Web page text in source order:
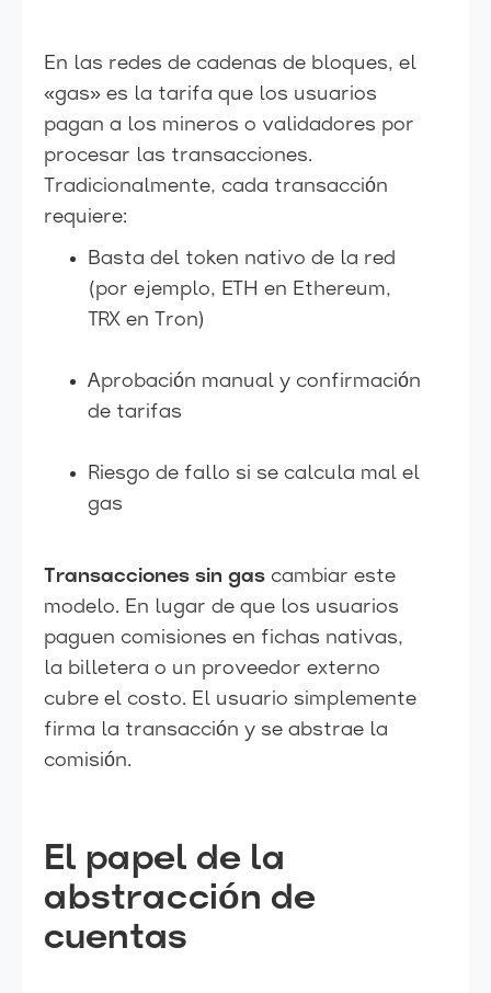
En las redes de cadenas de bloques, el
«gas» es la tarifa que los usuarios
pagan a los mineros o validadores por
procesar las transacciones.
Tradicionalmente, cada transacción
requiere:
Basta del token nativo de la red
(por ejemplo, ETH en Ethereum,
TRX en Tron)
Aprobación manual y confirmación
de tarifas
Riesgo de fallo si se calcula mal el
gas
Transacciones sin gas cambiar este
modelo. En lugar de que los usuarios
paguen comisiones en fichas nativas,
la billetera o un proveedor externo
cubre el costo. El usuario simplemente
firma la transacción y se abstrae la
comisión.
El papel de la
abstracción de
cuentas